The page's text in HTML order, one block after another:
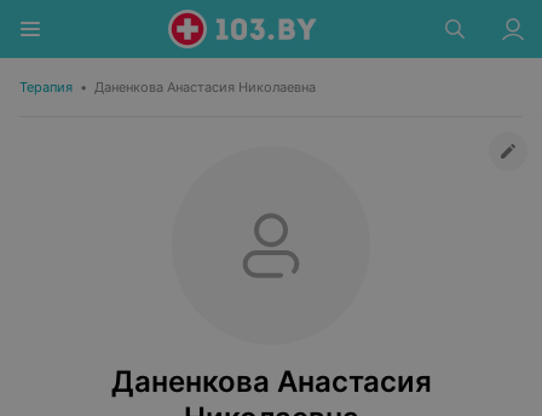
Терапия • Даненкова Анастасия Николаевна
Даненкова Анастасия